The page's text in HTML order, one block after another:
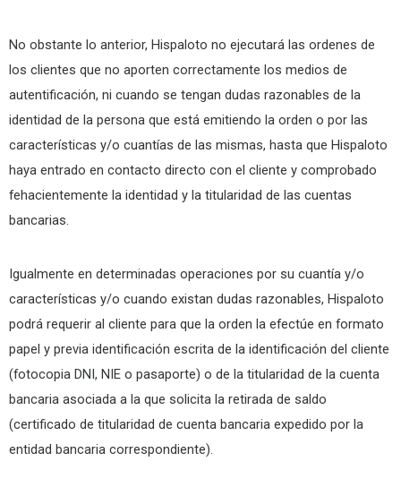
No obstante lo anterior, Hispaloto no ejecutará las ordenes de
los clientes que no aporten correctamente los medios de
autentificación, ni cuando se tengan dudas razonables de la
identidad de la persona que está emitiendo la orden o por las
características y/o cuantías de las mismas, hasta que Hispaloto
haya entrado en contacto directo con el cliente y comprobado
fehacientemente la identidad y la titularidad de las cuentas
bancarias.
Igualmente en determinadas operaciones por su cuantía y/o
características y/o cuando existan dudas razonables, Hispaloto
podrá requerir al cliente para que la orden la efectúe en formato
papel y previa identificación escrita de la identificación del cliente
(fotocopia DNI, NIE o pasaporte) o de la titularidad de la cuenta
bancaria asociada a la que solicita la retirada de saldo
(certificado de titularidad de cuenta bancaria expedido por la
entidad bancaria correspondiente).